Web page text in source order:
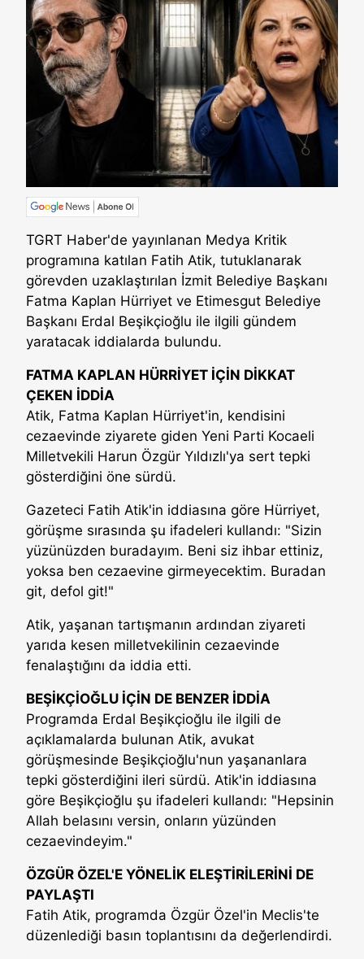
TGRT Haber'de yayınlanan Medya Kritik
programına katılan Fatih Atik, tutuklanarak
görevden uzaklaştırılan İzmit Belediye Başkanı
Fatma Kaplan Hürriyet ve Etimesgut Belediye
Başkanı Erdal Beşikçioğlu ile ilgili gündem
yaratacak iddialarda bulundu.
FATMA KAPLAN HÜRRİYET İÇİN DİKKAT
ÇEKEN İDDİA
Atik, Fatma Kaplan Hürriyet'in, kendisini
cezaevinde ziyarete giden Yeni Parti Kocaeli
Milletvekili Harun Özgür Yıldızlı'ya sert tepki
gösterdiğini öne sürdü.
Gazeteci Fatih Atik'in iddiasına göre Hürriyet,
görüşme sırasında şu ifadeleri kullandı: "Sizin
yüzünüzden buradayım. Beni siz ihbar ettiniz,
yoksa ben cezaevine girmeyecektim. Buradan
git, defol git!"
Atik, yaşanan tartışmanın ardından ziyareti
yarıda kesen milletvekilinin cezaevinde
fenalaştığını da iddia etti.
BEŞİKÇİOĞLU İÇİN DE BENZER İDDİA
Programda Erdal Beşikçioğlu ile ilgili de
açıklamalarda bulunan Atik, avukat
görüşmesinde Beşikçioğlu'nun yaşananlara
tepki gösterdiğini ileri sürdü. Atik'in iddiasına
göre Beşikçioğlu şu ifadeleri kullandı: "Hepsinin
Allah belasını versin, onların yüzünden
cezaevindeyim."
ÖZGÜR ÖZEL'E YÖNELİK ELEŞTİRİLERİNİ DE
PAYLAŞTI
Fatih Atik, programda Özgür Özel'in Meclis'te
düzenlediği basın toplantısını da değerlendirdi.